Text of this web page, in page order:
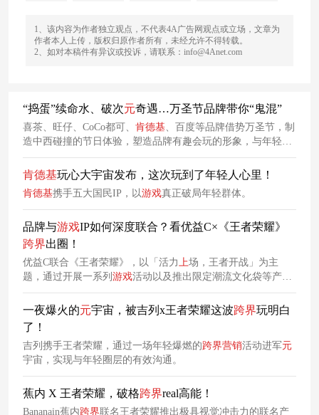
1、该内容为作者独立观点，不代表4A广告网观点或立场，文章为
作者本人上传，版权归原作者所有，未经允许不得转载。
2、如对本稿件有异议或投诉，请联系：info@4Anet.com
“捣蛋”续命水、破次元奇遇…万圣节品牌带你“鬼混”
喜茶、旺仔、CoCo都可、 肯德基、百度等品牌借势万圣节，制
造中西碰撞的节日体验，塑造品牌有趣会玩的形象，与年轻消
费者实现有效沟通。
肯德基玩心大宇宙发布，这次玩到了年轻人心里！
肯德基携手五大国民IP，以游戏真正破局年轻群体。
品牌与游戏IP如何深度联合？看优益C×《王者荣耀》
跨界出圈！
优益C联合《王者荣耀》，以「活力上场，王者开战」为主
题，通过开展一系列 游戏活动以及推出限定潮流文化袋等产品
周边，深入开黑文化，再次刷新了年轻消费者对品牌的认知。
一夜爆火的元宇宙，被吉列x王者荣耀这波跨界玩明白
了！
吉列携手王者荣耀，通过一场年轻爆燃的跨界营销活动进军元
宇宙，实现与年轻圈层的有效沟通。
蕉内 X 王者荣耀，破格跨界real高能！
Bananain蕉内跨界联名王者荣耀推出极具视觉冲击力的联名产